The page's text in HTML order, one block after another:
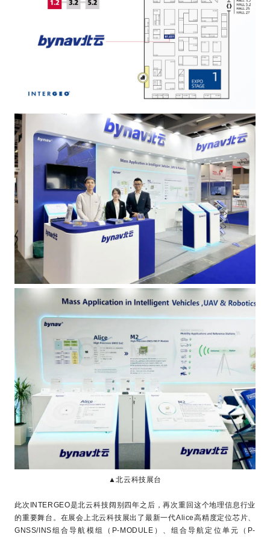
▲北云科技展台
此次INTERGEO是北云科技阔别四年之后，再次重回这个地理信息行业
的重要舞台。在展会上北云科技展出了最新一代Alice高精度定位芯片、
GNSS/INS组合导航模组（P-MODULE）、组合导航定位单元（P-